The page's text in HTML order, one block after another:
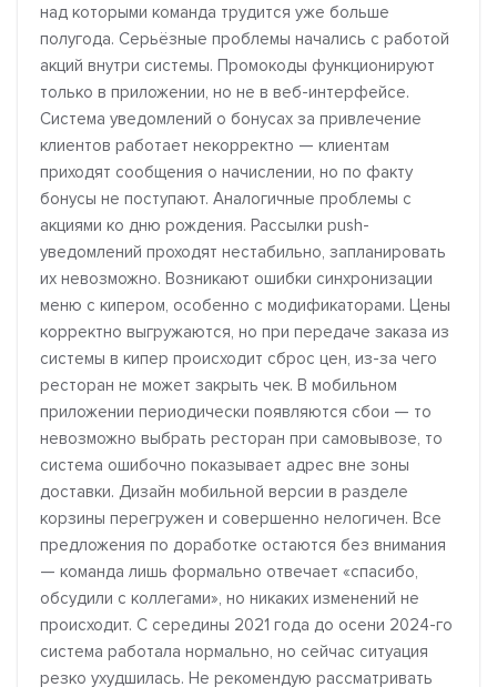
над которыми команда трудится уже больше
полугода. Серьёзные проблемы начались с работой
акций внутри системы. Промокоды функционируют
только в приложении, но не в веб-интерфейсе.
Система уведомлений о бонусах за привлечение
клиентов работает некорректно — клиентам
приходят сообщения о начислении, но по факту
бонусы не поступают. Аналогичные проблемы с
акциями ко дню рождения. Рассылки push-
уведомлений проходят нестабильно, запланировать
их невозможно. Возникают ошибки синхронизации
меню с кипером, особенно с модификаторами. Цены
корректно выгружаются, но при передаче заказа из
системы в кипер происходит сброс цен, из-за чего
ресторан не может закрыть чек. В мобильном
приложении периодически появляются сбои — то
невозможно выбрать ресторан при самовывозе, то
система ошибочно показывает адрес вне зоны
доставки. Дизайн мобильной версии в разделе
корзины перегружен и совершенно нелогичен. Все
предложения по доработке остаются без внимания
— команда лишь формально отвечает «спасибо,
обсудили с коллегами», но никаких изменений не
происходит. С середины 2021 года до осени 2024-го
система работала нормально, но сейчас ситуация
резко ухудшилась. Не рекомендую рассматривать